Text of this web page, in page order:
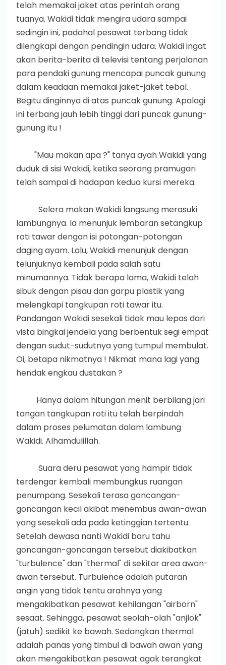
telah memakai jaket atas perintah orang
tuanya. Wakidi tidak mengira udara sampai
sedingin ini, padahal pesawat terbang tidak
dilengkapi dengan pendingin udara. Wakidi ingat
akan berita-berita di televisi tentang perjalanan
para pendaki gunung mencapai puncak gunung
dalam keadaan memakai jaket-jaket tebal.
Begitu dinginnya di atas puncak gunung. Apalagi
ini terbang jauh lebih tinggi dari puncak gunung-
gunung itu !
"Mau makan apa ?" tanya ayah Wakidi yang
duduk di sisi Wakidi, ketika seorang pramugari
telah sampai di hadapan kedua kursi mereka.
Selera makan Wakidi langsung merasuki
lambungnya. Ia menunjuk lembaran setangkup
roti tawar dengan isi potongan-potongan
daging ayam. Lalu, Wakidi menunjuk dengan
telunjuknya kembali pada salah satu
minumannya. Tidak berapa lama, Wakidi telah
sibuk dengan pisau dan garpu plastik yang
melengkapi tangkupan roti tawar itu.
Pandangan Wakidi sesekali tidak mau lepas dari
vista bingkai jendela yang berbentuk segi empat
dengan sudut-sudutnya yang tumpul membulat.
Oi, betapa nikmatnya ! Nikmat mana lagi yang
hendak engkau dustakan ?
Hanya dalam hitungan menit berbilang jari
tangan tangkupan roti itu telah berpindah
dalam proses pelumatan dalam lambung
Wakidi. Alhamdulillah.
Suara deru pesawat yang hampir tidak
terdengar kembali membungkus ruangan
penumpang. Sesekali terasa goncangan-
goncangan kecil akibat menembus awan-awan
yang sesekali ada pada ketinggian tertentu.
Setelah dewasa nanti Wakidi baru tahu
goncangan-goncangan tersebut diakibatkan
"turbulence" dan "thermal" di sekitar area awan-
awan tersebut. Turbulence adalah putaran
angin yang tidak tentu arahnya yang
mengakibatkan pesawat kehilangan "airborn"
sesaat. Sehingga, pesawat seolah-olah "anjlok"
(jatuh) sedikit ke bawah. Sedangkan thermal
adalah panas yang timbul di bawah awan yang
akan mengakibatkan pesawat agak terangkat